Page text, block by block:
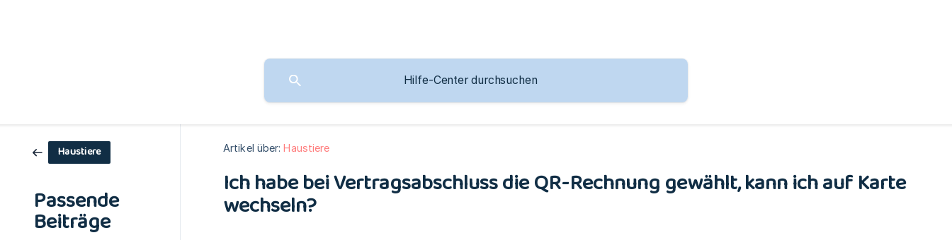
Haustiere
Passende
Beiträge
Artikel über: Haustiere
Ich habe bei Vertragsabschluss die QR-Rechnung gewählt, kann ich auf Karte
wechseln?